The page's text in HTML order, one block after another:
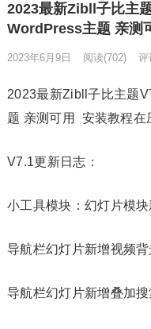
2023最新Zibll子比主
WordPress主题 亲测
2023年6月9日 阅读(702) 评
2023最新Zibll子比主题
题 亲测可用 安装教程在
V7.1更新日志：
小工具模块：幻灯片模
导航栏幻灯片新增视频
导航栏幻灯片新增叠加